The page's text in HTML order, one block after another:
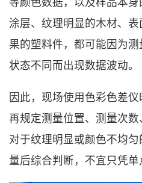
涂层、纹理明显的木材、
果的塑料件，都可能因为
状态不同而出现数据波动。
因此，现场使用色彩色差仪
再规定测量位置、测量次数
对于纹理明显或颜色不均
量后综合判断，不宜只凭单